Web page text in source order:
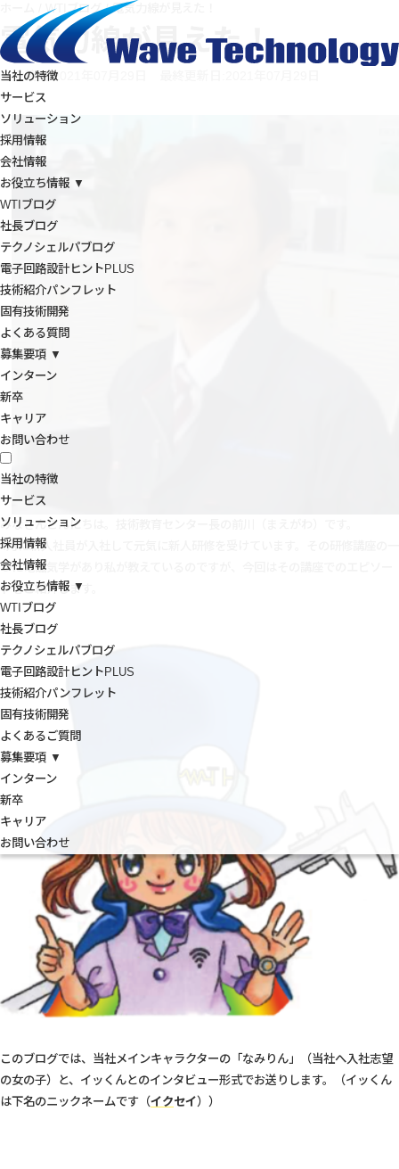
当社の特徴
サービス
ソリューション
採用情報
会社情報
お役立ち情報 ▼
WTIブログ
社長ブログ
テクノシェルパブログ
電子回路設計ヒントPLUS
技術紹介パンフレット
固有技術開発
よくある質問
募集要項 ▼
インターン
新卒
キャリア
お問い合わせ
当社の特徴
サービス
ソリューション
採用情報
会社情報
お役立ち情報 ▼
WTIブログ
社長ブログ
テクノシェルパブログ
電子回路設計ヒントPLUS
技術紹介パンフレット
固有技術開発
よくあるご質問
募集要項 ▼
インターン
新卒
キャリア
お問い合わせ
WTIブログ / 電気力線が見えた！
電気力線が見えた！
投稿日:2021年07月29日
みなさんこんにちは。技術教育センター長の前川（まえがわ）です。
4月に新入社員が入社して元気に新人研修を受けています。その研修講座の一
つに電磁気学があり私が教えているのですが、今回はその講座でのエピソー
ドをご紹介します。
このブログでは、当社メインキャラクターの「なみりん」（当社へ入社志望
の女の子）と、イッくんとのインタビュー形式でお送りします。（イッくん
は下名のニックネームです（イクセイ））